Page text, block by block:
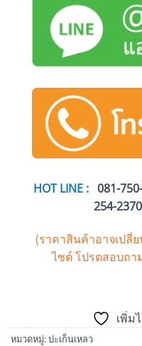
HOT LINE : 081-
254-2370
(ราคาสินค้าอาจเปลี่
ไซต์โปรดสอบถา
เพิ่ม
หมวดหมู่:ปะเก็นเหลว